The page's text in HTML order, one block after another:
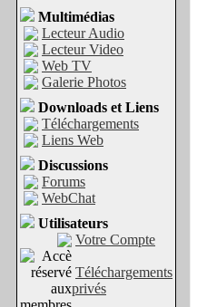
Multimédias
Lecteur Audio
Lecteur Video
Web TV
Galerie Photos
Downloads et Liens
Téléchargements
Liens Web
Discussions
Forums
WebChat
Utilisateurs
Votre Compte
Téléchargements
privés